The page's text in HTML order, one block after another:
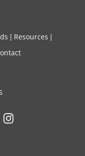
Resources